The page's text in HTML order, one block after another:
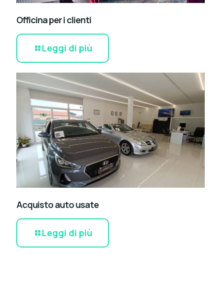
Officina per i clienti
Leggi di più
Acquisto auto usate
Leggi di più